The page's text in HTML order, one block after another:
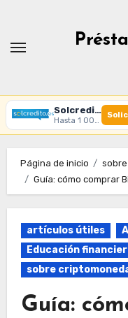
contenido
Solcredito
Hasta 1 000 € · 30 días · 100% online
Página de inicio
Guía: cómo comprar
artículos útiles
Educación
sobre
Guía: